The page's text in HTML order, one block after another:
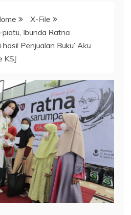
X-File
Ibunda Ratna
Penjualan Buku’ Aku
KSJ